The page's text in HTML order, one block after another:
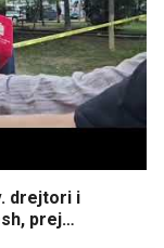
drejtori i
prej…